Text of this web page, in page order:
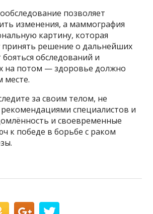
позволяет
изменения, а маммография
картину, которая
решение о дальнейших
обследований и
на потом — здоровье должно
месте.
за своим телом, не
специалистов и
и своевременные
к победе в борьбе с раком